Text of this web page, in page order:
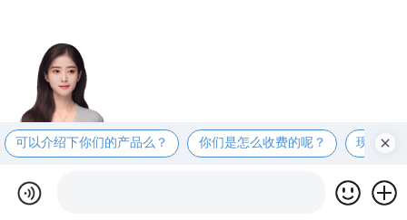
可以介绍下你们的产品么？ 你们是怎么收费的呢？ 现在有